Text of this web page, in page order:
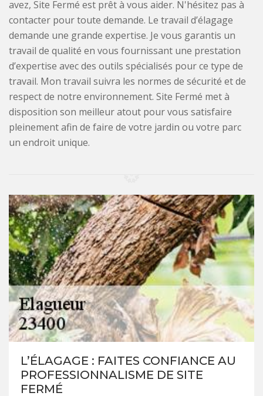
avez, Site Fermé est prêt à vous aider. N'hésitez pas à
contacter pour toute demande. Le travail d’élagage
demande une grande expertise. Je vous garantis un
travail de qualité en vous fournissant une prestation
d’expertise avec des outils spécialisés pour ce type de
travail. Mon travail suivra les normes de sécurité et de
respect de notre environnement. Site Fermé met à
disposition son meilleur atout pour vous satisfaire
pleinement afin de faire de votre jardin ou votre parc
un endroit unique.
L’ÉLAGAGE : FAITES CONFIANCE AU
PROFESSIONNALISME DE SITE
FERMÉ